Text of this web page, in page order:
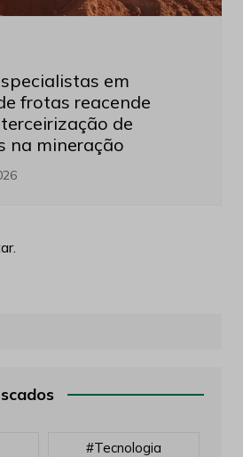
em
frotas reacende
de
na mineração
#tecnologia